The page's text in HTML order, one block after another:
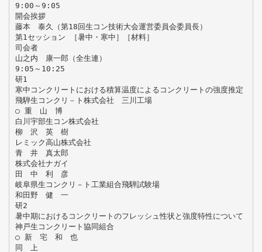
9:00～9:05
開会挨拶
藤本 泰久（第18回生コン技術大会運営委員会委員長）
第1セッション ［暑中・寒中］［材料］
司会者
山之内 康一郎（全生連）
9:05～10:25
研1
寒中コンクリートにおける積算温度によるコンクリートの強度推定
飛騨生コンクリ－ト株式会社 三川工場
○ 重 山 博
白川宇部生コン株式会社
柳 沢 英 樹
レミック高山株式会社
青 井 真太郎
株式会社ナガイ
田 中 利 彦
岐阜県生コンクリ－ト工業組合飛騨試験場
和田野 健 一
研2
暑中期におけるコンクリートのフレッシュ性状と強度特性について
神戸生コンクリート協同組合
○ 新 宅 和 也
同 上